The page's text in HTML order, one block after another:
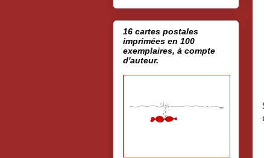
16 cartes postales
imprimées en 100
exemplaires, à compte
d'auteur.